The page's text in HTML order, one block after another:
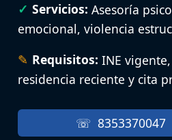
Servicios: Asesoría
emocional, violencia
Requisitos: INE
residencia reciente y cita
8353370047